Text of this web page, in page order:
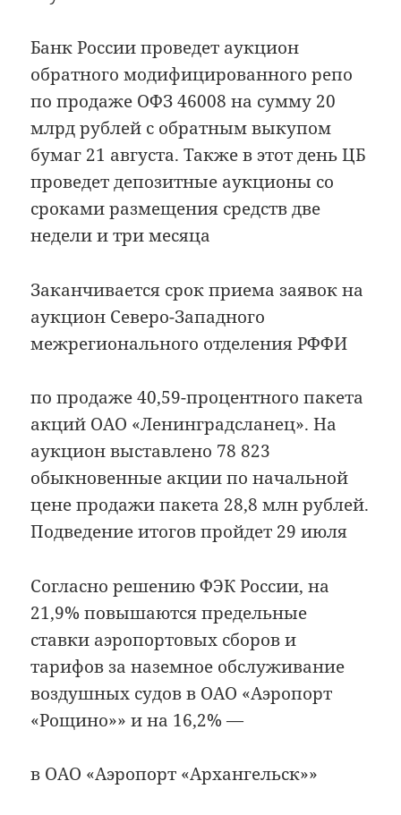
Банк России проведет аукцион
обратного модифицированного репо
по продаже ОФЗ 46008 на сумму 20
млрд рублей с обратным выкупом
бумаг 21 августа. Также в этот день ЦБ
проведет депозитные аукционы со
сроками размещения средств две
недели и три месяца
Заканчивается срок приема заявок на
аукцион Северо-Западного
межрегионального отделения РФФИ
по продаже 40,59-процентного пакета
акций ОАО «Ленинградсланец». На
аукцион выставлено 78 823
обыкновенные акции по начальной
цене продажи пакета 28,8 млн рублей.
Подведение итогов пройдет 29 июля
Согласно решению ФЭК России, на
21,9% повышаются предельные
ставки аэропортовых сборов и
тарифов за наземное обслуживание
воздушных судов в ОАО «Аэропорт
«Рощино»» и на 16,2% —
в ОАО «Аэропорт «Архангельск»»